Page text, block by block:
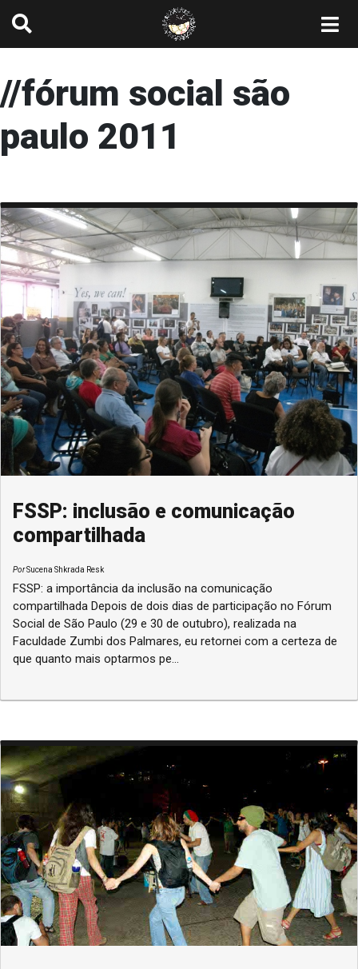
//fórum social são
paulo 2011
FSSP: inclusão e comunicação
compartilhada
PorSucena Shkrada Resk
FSSP: a importância da inclusão na comunicação
compartilhada Depois de dois dias de participação no Fórum
Social de São Paulo (29 e 30 de outubro), realizada na
Faculdade Zumbi dos Palmares, eu retornei com a certeza de
que quanto mais optarmos pe...